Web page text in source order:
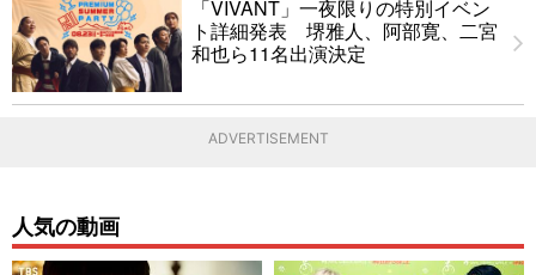
「VIVANT」一夜限りの特別イベン
ト詳細発表 堺雅人、阿部寛、二宮
和也ら11名出演決定
ADVERTISEMENT
人気の動画